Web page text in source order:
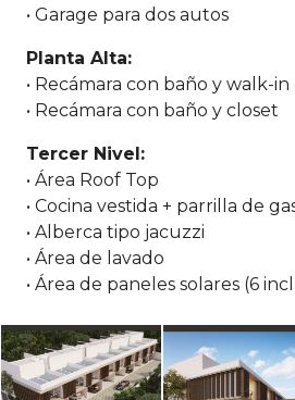
• Garage para dos autos
Planta Alta:
• Recámara con baño y walk-
• Recámara con baño y closet
Tercer Nivel:
• Área Roof Top
• Cocina vestida + parrilla de
• Alberca tipo jacuzzi
• Área de lavado
• Área de paneles solares (6